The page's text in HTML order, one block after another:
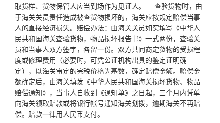
取货样、货物保管人应当到场作为见证人。 查验货物时，由
于海关关员责任造成被查货物损坏的，海关应按规定赔偿当事
人的直接经济损失。赔偿办法：由海关关员如实填写《中华人
民共和国海关查验货物，物品损坏报告书》一式两份，查验关
员和当事人双方签字，各留一份。双方共同商定货物的受损程
度或修理费用（必要时，可凭公证机构出具的鉴定证明确
定），以海关审定的完税价格为基数，确定赔偿金额。赔偿金
额确定后，由海关填发《中华人民共和国海关损坏货物、物品
赔偿通知》，当事人自收到《通知单》之日起，三个月内凭单
向海关领取赔款或将银行帐号通知海关划拨，逾期海关不再赔
偿。赔款一律用人民币支付。